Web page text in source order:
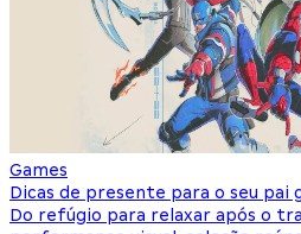
Games
Dicas de presente para o seu pai
Do refúgio para relaxar após o